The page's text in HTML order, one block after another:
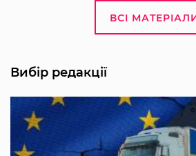
ВСІ
Вибір редакції